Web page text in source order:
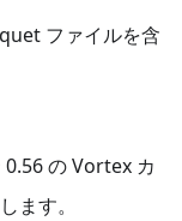
ファイルを含
0.56 の Vortex カ
ます。